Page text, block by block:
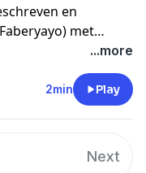
en
met
audiodrama,
en theatrale
de jonge Goth-
...more
2min Play
Next